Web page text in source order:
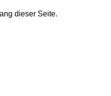
dieser Seite.